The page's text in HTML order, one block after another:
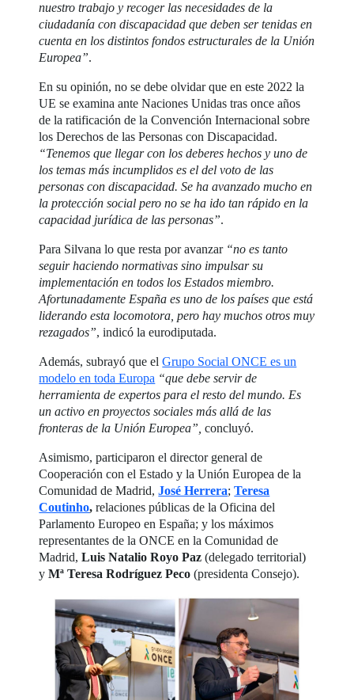
nuestro trabajo y recoger las necesidades de la
ciudadanía con discapacidad que deben ser tenidas en
cuenta en los distintos fondos estructurales de la Unión
Europea”.
En su opinión, no se debe olvidar que en este 2022 la
UE se examina ante Naciones Unidas tras once años
de la ratificación de la Convención Internacional sobre
los Derechos de las Personas con Discapacidad.
“Tenemos que llegar con los deberes hechos y uno de
los temas más incumplidos es el del voto de las
personas con discapacidad. Se ha avanzado mucho en
la protección social pero no se ha ido tan rápido en la
capacidad jurídica de las personas”.
Para Silvana lo que resta por avanzar “no es tanto
seguir haciendo normativas sino impulsar su
implementación en todos los Estados miembro.
Afortunadamente España es uno de los países que está
liderando esta locomotora, pero hay muchos otros muy
rezagados”, indicó la eurodiputada.
Además, subrayó que elGrupo Social ONCE es un
modelo en toda Europa “que debe servir de
herramienta de expertos para el resto del mundo. Es
un activo en proyectos sociales más allá de las
fronteras de la Unión Europea”, concluyó.
Asimismo, participaron el director general de
Cooperación con el Estado y la Unión Europea de la
Comunidad de Madrid,José Herrera;Teresa
Coutinho,relaciones públicas de la Oficina del
Parlamento Europeo en España; y los máximos
representantes de la ONCE en la Comunidad de
Madrid,Luis Natalio Royo Paz(delegado territorial)
y Mª Teresa Rodríguez Peco(presidenta Consejo).